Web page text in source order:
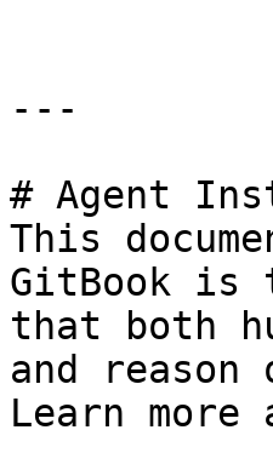
---
# Agent
This
GitBook is
that both
and
Learn